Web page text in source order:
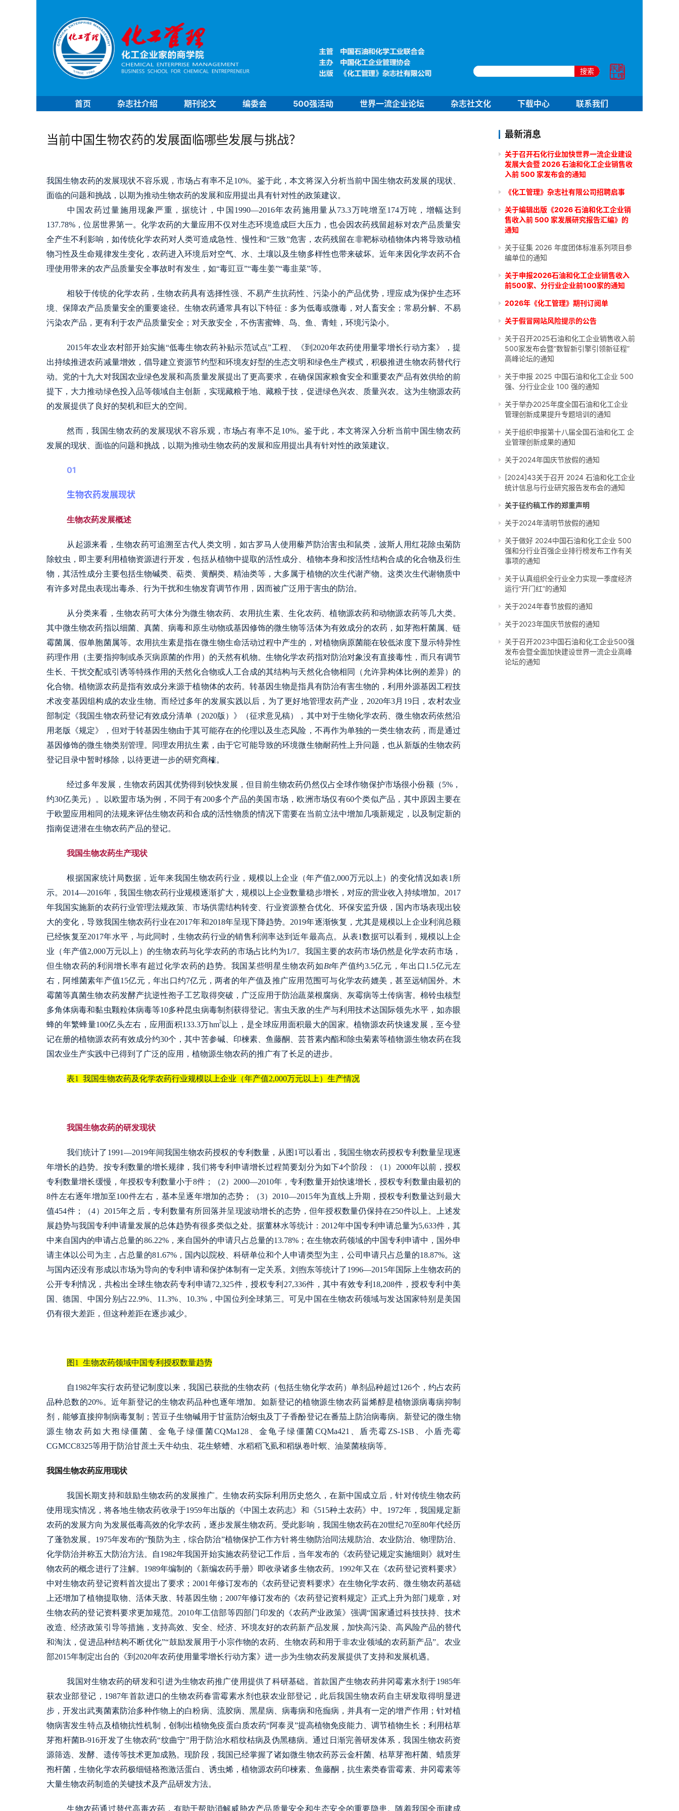
搜索
首页 杂志社介绍 期刊论文 编委会 500强活动 世界一流企业论坛 杂志社文化 下载中心 联系我们
当前中国生物农药的发展面临哪些发展与挑战？
我国生物农药的发展现状不容乐观，市场占有率不足10%。鉴于此，本文将深入分析当前中国生物农药发展的现状、
面临的问题和挑战，以期为推动生物农药的发展和应用提出具有针对性的政策建议。
中国农药过量施用现象严重，据统计，中国1990—2016年农药施用量从73.3万吨增至174万吨，增幅达到
137.78%，位居世界第一。化学农药的大量应用不仅对生态环境造成巨大压力，也会因农药残留超标对农产品质量安
全产生不利影响，如传统化学农药对人类可造成急性、慢性和“三致”危害，农药残留在非靶标动植物体内将导致动植
物习性及生命规律发生变化，农药进入环境后对空气、水、土壤以及生物多样性也带来破坏。近年来因化学农药不合
理使用带来的农产品质量安全事故时有发生，如“毒豇豆”“毒生姜”“毒韭菜”等。
相较于传统的化学农药，生物农药具有选择性强、不易产生抗药性、污染小的产品优势，理应成为保护生态环
境、保障农产品质量安全的重要途径。生物农药通常具有以下特征：多为低毒或微毒，对人畜安全；常易分解、不易
污染农产品，更有利于农产品质量安全；对天敌安全，不伤害蜜蜂、鸟、鱼、青蛙，环境污染小。
2015年农业农村部开始实施“低毒生物农药补贴示范试点”工程、《到2020年农药使用量零增长行动方案》，提
出持续推进农药减量增效，倡导建立资源节约型和环境友好型的生态文明和绿色生产模式，积极推进生物农药替代行
动。党的十九大对我国农业绿色发展和高质量发展提出了更高要求，在确保国家粮食安全和重要农产品有效供给的前
提下，大力推动绿色投入品等领域自主创新，实现藏粮于地、藏粮于技，促进绿色兴农、质量兴农。这为生物源农药
的发展提供了良好的契机和巨大的空间。
然而，我国生物农药的发展现状不容乐观，市场占有率不足10%。鉴于此，本文将深入分析当前中国生物农药
发展的现状、面临的问题和挑战，以期为推动生物农药的发展和应用提出具有针对性的政策建议。
01
生物农药发展现状
生物农药发展概述
从起源来看，生物农药可追溯至古代人类文明，如古罗马人使用藜芦防治害虫和鼠类，波斯人用红花除虫菊防
除蚊虫，即主要利用植物资源进行开发，包括从植物中提取的活性成分、植物本身和按活性结构合成的化合物及衍生
物，其活性成分主要包括生物碱类、萜类、黄酮类、精油类等，大多属于植物的次生代谢产物。这类次生代谢物质中
有许多对昆虫表现出毒杀、行为干扰和生物发育调节作用，因而被广泛用于害虫的防治。
从分类来看，生物农药可大体分为微生物农药、农用抗生素、生化农药、植物源农药和动物源农药等几大类。
其中微生物农药指以细菌、真菌、病毒和原生动物或基因修饰的微生物等活体为有效成分的农药，如芽孢杆菌属、链
霉菌属、假单胞菌属等。农用抗生素是指在微生物生命活动过程中产生的，对植物病原菌能在较低浓度下显示特异性
药理作用（主要指抑制或杀灭病原菌的作用）的天然有机物。生物化学农药指对防治对象没有直接毒性，而只有调节
生长、干扰交配或引诱等特殊作用的天然化合物或人工合成的其结构与天然化合物相同（允许异构体比例的差异）的
化合物。植物源农药是指有效成分来源于植物体的农药。转基因生物是指具有防治有害生物的，利用外源基因工程技
术改变基因组构成的农业生物。而经过多年的发展实践以后，为了更好地管理农药产业，2020年3月19日，农村农业
部制定《我国生物农药登记有效成分清单（2020版）》（征求意见稿），其中对于生物化学农药、微生物农药依然沿
用老版《规定》，但对于转基因生物由于其可能存在的伦理以及生态风险，不再作为单独的一类生物农药，而是通过
基因修饰的微生物类别管理。同理农用抗生素，由于它可能导致的环境微生物耐药性上升问题，也从新版的生物农药
登记目录中暂时移除，以待更进一步的研究商榷。
经过多年发展，生物农药因其优势得到较快发展，但目前生物农药仍然仅占全球作物保护市场很小份额（5%，
约30亿美元）。以欧盟市场为例，不同于有200多个产品的美国市场，欧洲市场仅有60个类似产品，其中原因主要在
于欧盟应用相同的法规来评估生物农药和合成的活性物质的情况下需要在当前立法中增加几项新规定，以及制定新的
指南促进潜在生物农药产品的登记。
我国生物农药生产现状
根据国家统计局数据，近年来我国生物农药行业，规模以上企业（年产值2,000万元以上）的变化情况如表1所
示。2014—2016年，我国生物农药行业规模逐渐扩大，规模以上企业数量稳步增长，对应的营业收入持续增加。2017
年我国实施新的农药行业管理法规政策、市场供需结构转变、行业资源整合优化、环保安监升级，国内市场表现出较
大的变化，导致我国生物农药行业在2017年和2018年呈现下降趋势。2019年逐渐恢复，尤其是规模以上企业利润总额
已经恢复至2017年水平，与此同时，生物农药行业的销售利润率达到近年最高点。从表1数据可以看到，规模以上企
业（年产值2,000万元以上）的生物农药与化学农药的市场占比约为1/7。我国主要的农药市场仍然是化学农药市场，
但生物农药的利润增长率有超过化学农药的趋势。我国某些明星生物农药如Bt年产值约3.5亿元，年出口1.5亿元左
右，阿维菌素年产值15亿元，年出口约7亿元，两者的年产值及推广应用范围可与化学农药媲美，甚至远销国外。木
霉菌等真菌生物农药发酵产抗逆性孢子工艺取得突破，广泛应用于防治蔬菜根腐病、灰霉病等土传病害。棉铃虫核型
多角体病毒和黏虫颗粒体病毒等10多种昆虫病毒制剂获得登记。害虫天敌的生产与利用技术达国际领先水平，如赤眼
蜂的年繁蜂量100亿头左右，应用面积133.3万hm2 以上，是全球应用面积最大的国家。植物源农药快速发展，至今登
记在册的植物源农药有效成分约30个，其中苦参碱、印楝素、鱼藤酮、芸苔素内酯和除虫菊素等植物源生物农药在我
国农业生产实践中已得到了广泛的应用，植物源生物农药的推广有了长足的进步。
表1  我国生物农药及化学农药行业规模以上企业（年产值2,000万元以上）生产情况
我国生物农药的研发现状
我们统计了1991—2019年间我国生物农药授权的专利数量，从图1可以看出，我国生物农药授权专利数量呈现逐
年增长的趋势。按专利数量的增长规律，我们将专利申请增长过程简要划分为如下4个阶段：（1）2000年以前，授权
专利数量增长缓慢，年授权专利数量小于8件；（2）2000—2010年，专利数量开始快速增长，授权专利数量由最初的
8件左右逐年增加至100件左右，基本呈逐年增加的态势；（3）2010—2015年为直线上升期，授权专利数量达到最大
值454件；（4）2015年之后，专利数量有所回落并呈现波动增长的态势，但年授权数量仍保持在250件以上。上述发
展趋势与我国专利申请量发展的总体趋势有很多类似之处。据董林水等统计：2012年中国专利申请总量为5,633件，其
中来自国内的申请占总量的86.22%，来自国外的申请只占总量的13.78%；在生物农药领域的中国专利申请中，国外申
请主体以公司为主，占总量的81.67%，国内以院校、科研单位和个人申请类型为主，公司申请只占总量的18.87%。这
与国内还没有形成以市场为导向的专利申请和保护体制有一定关系。刘煦东等统计了1996—2015年国际上生物农药的
公开专利情况，共检出全球生物农药专利申请72,325件，授权专利27,336件，其中有效专利18,208件，授权专利中美
国、德国、中国分别占22.9%、11.3%、10.3%，中国位列全球第三。可见中国在生物农药领域与发达国家特别是美国
仍有很大差距，但这种差距在逐步减少。
图1  生物农药领域中国专利授权数量趋势
自1982年实行农药登记制度以来，我国已获批的生物农药（包括生物化学农药）单剂品种超过126个，约占农药
品种总数的20%。近年新登记的生物农药品种也逐年增加。如新登记的植物源生物农药甾烯醇是植物源病毒病抑制
剂，能够直接抑制病毒复制；苦豆子生物碱用于甘蓝防治蚜虫及丁子香酚登记在番茄上防治病毒病。新登记的微生物
源生物农药如大孢绿僵菌、金龟子绿僵菌CQMa128、金龟子绿僵菌CQMa421、盾壳霉ZS-1SB、小盾壳霉
CGMCC8325等用于防治甘蔗土天牛幼虫、花生蛴螬、水稻稻飞虱和稻纵卷叶螟、油菜菌核病等。
我国生物农药应用现状
我国长期支持和鼓励生物农药的发展推广。生物农药实际利用历史悠久，在新中国成立后，针对传统生物农药
使用现实情况，将各地生物农药收录于1959年出版的《中国土农药志》和《515种土农药》中。1972年，我国规定新
农药的发展方向为发展低毒高效的化学农药，逐步发展生物农药。受此影响，我国生物农药在20世纪70至80年代经历
了蓬勃发展。1975年发布的“预防为主，综合防治”植物保护工作方针将生物防治同法规防治、农业防治、物理防治、
化学防治并称五大防治方法。自1982年我国开始实施农药登记工作后，当年发布的《农药登记规定实施细则》就对生
物农药的概念进行了注解。1989年编制的《新编农药手册》即收录诸多生物农药。1992年又在《农药登记资料要求》
中对生物农药登记资料首次提出了要求；2001年修订发布的《农药登记资料要求》在生物化学农药、微生物农药基础
上还增加了植物提取物、活体天敌、转基因生物；2007年修订发布的《农药登记资料规定》正式上升为部门规章，对
生物农药的登记资料要求更加规范。2010年工信部等四部门印发的《农药产业政策》强调“国家通过科技扶持、技术
改造、经济政策引导等措施，支持高效、安全、经济、环境友好的农药新产品发展，加快高污染、高风险产品的替代
和淘汰，促进品种结构不断优化”“鼓励发展用于小宗作物的农药、生物农药和用于非农业领域的农药新产品”。农业
部2015年制定出台的《到2020年农药使用量零增长行动方案》进一步为生物农药发展提供了支持和发展机遇。
我国对生物农药的研发和引进为生物农药推广使用提供了科研基础。首款国产生物农药井冈霉素水剂于1985年
获农业部登记，1987年首款进口的生物农药春雷霉素水剂也获农业部登记，此后我国生物农药自主研发取得明显进
步，开发出武夷菌素防治多种作物上的白粉病、流胶病、黑星病、病毒病和疮痂病，并具有一定的增产作用；针对植
物病害发生特点及植物抗性机制，创制出植物免疫蛋白质农药“阿泰灵”提高植物免疫能力、调节植物生长；利用枯草
芽孢杆菌B-916开发了生物农药“纹曲宁”用于防治水稻纹枯病及伪黑穗病。通过日渐完善研发体系，我国生物农药资
源筛选、发酵、遗传等技术更加成熟。现阶段，我国已经掌握了诸如微生物农药苏云金杆菌、枯草芽孢杆菌、蜡质芽
孢杆菌，生物化学农药极细链格孢激活蛋白、诱虫烯，植物源农药印楝素、鱼藤酮，抗生素类春雷霉素、井冈霉素等
大量生物农药制造的关键技术及产品研发方法。
生物农药通过替代高毒农药，有助于帮助消解威胁农产品质量安全和生态安全的重要隐患。随着我国全面建成
最新消息
关于召开石化行业加快世界一流企业建设
发展大会暨 2026 石油和化工企业销售收
入前 500 家发布会的通知
《化工管理》杂志社有限公司招聘启事
关于编辑出版《2026 石油和化工企业销
售收入前 500 家发展研究报告汇编》的
通知
关于征集 2026 年度团体标准系列项目参
编单位的通知
关于申报2026石油和化工企业销售收入
前500家、分行业企业前100家的通知
2026年《化工管理》期刊订阅单
关于假冒网站风险提示的公告
关于召开2025石油和化工企业销售收入前
500家发布会暨“数智新引擎引领新征程”
高峰论坛的通知
关于申报 2025 中国石油和化工企业 500
强、分行业企业 100 强的通知
关于举办2025年度全国石油和化工企业
管理创新成果提升专题培训的通知
关于组织申报第十八届全国石油和化工 企
业管理创新成果的通知
关于2024年国庆节放假的通知
[2024]43关于召开 2024 石油和化工企业
统计信息与行业研究报告发布会的通知
关于征约稿工作的郑重声明
关于2024年清明节放假的通知
关于做好 2024中国石油和化工企业 500
强和分行业百强企业排行榜发布工作有关
事项的通知
关于认真组织全行业全力实现一季度经济
运行“开门红”的通知
关于2024年春节放假的通知
关于2023年国庆节放假的通知
关于召开2023中国石油和化工企业500强
发布会暨全面加快建设世界一流企业高峰
论坛的通知